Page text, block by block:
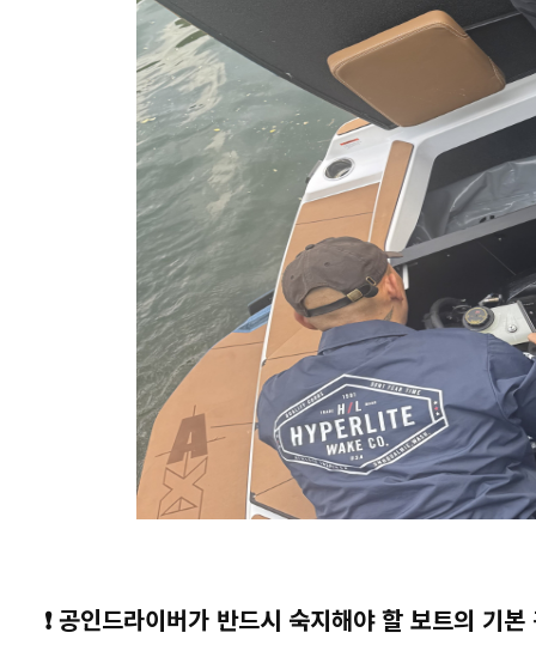
❗ 공인드라이버가 반드시 숙지해야 할 보트의 기